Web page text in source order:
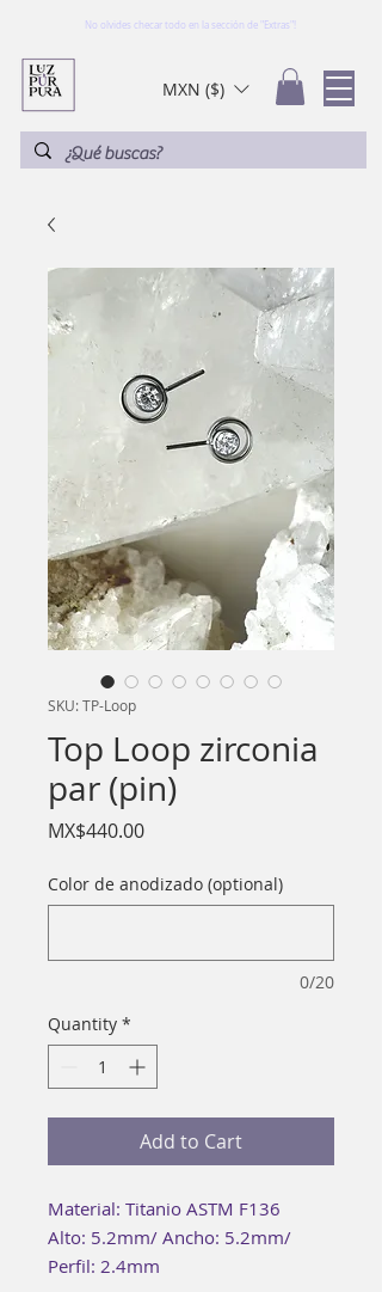
No olvides checar todo en la sección de "Extras"!
MXN ($)
SKU: TP-Loop
Top Loop zirconia
par (pin)
MX$440.00Price
Color de anodizado (optional)
0/20
Quantity *
Add to Cart
Material: Titanio ASTM F136
Alto: 5.2mm/ Ancho: 5.2mm/
Perfil: 2.4mm